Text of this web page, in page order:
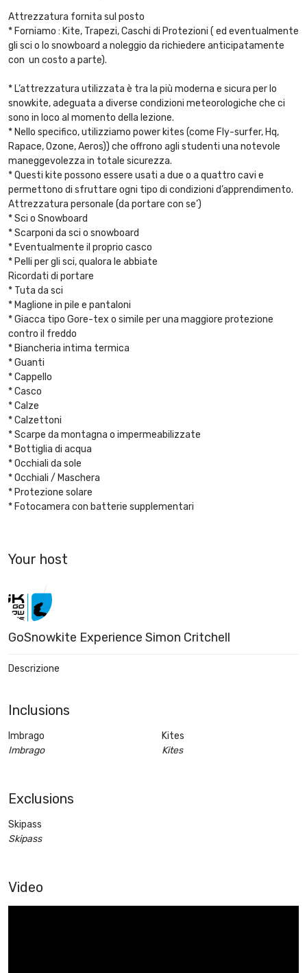
Attrezzatura fornita sul posto
* Forniamo : Kite, Trapezi, Caschi di Protezioni ( ed eventualmente
gli sci o lo snowboard a noleggio da richiedere anticipatamente
con un costo a parte).
* L’attrezzatura utilizzata è tra la più moderna e sicura per lo
snowkite, adeguata a diverse condizioni meteorologiche che ci
sono in loco al momento della lezione.
* Nello specifico, utilizziamo power kites (come Fly-surfer, Hq,
Rapace, Ozone, Aeros)) che offrono agli studenti una notevole
maneggevolezza in totale sicurezza.
* Questi kite possono essere usati a due o a quattro cavi e
permettono di sfruttare ogni tipo di condizioni d’apprendimento.
Attrezzatura personale (da portare con se’)
* Sci o Snowboard
* Scarponi da sci o snowboard
* Eventualmente il proprio casco
* Pelli per gli sci, qualora le abbiate
Ricordati di portare
* Tuta da sci
* Maglione in pile e pantaloni
* Giacca tipo Gore-tex o simile per una maggiore protezione
contro il freddo
* Biancheria intima termica
* Guanti
* Cappello
* Casco
* Calze
* Calzettoni
* Scarpe da montagna o impermeabilizzate
* Bottiglia di acqua
* Occhiali da sole
* Occhiali / Maschera
* Protezione solare
* Fotocamera con batterie supplementari
Your host
GoSnowkite Experience Simon Critchell
Descrizione
Inclusions
Imbrago
Imbrago
Kites
Kites
Exclusions
Skipass
Skipass
Video